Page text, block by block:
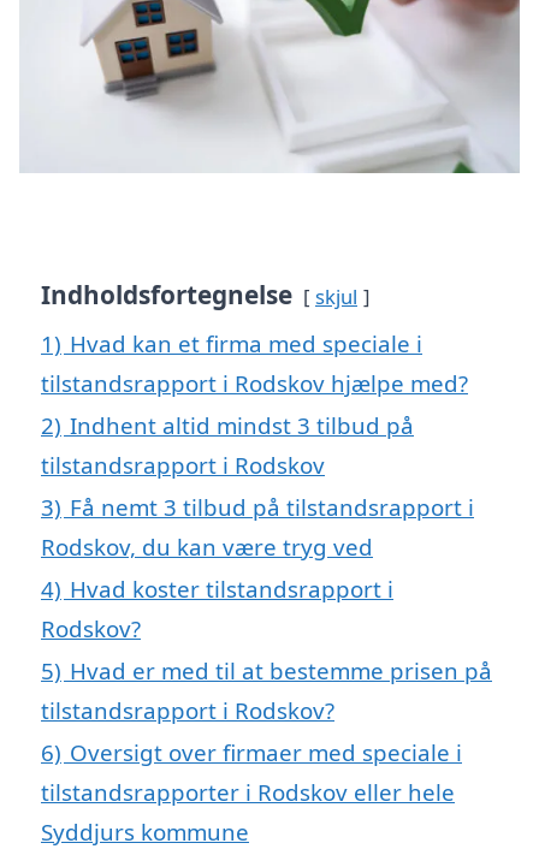
Indholdsfortegnelse skjul
1) Hvad kan et firma med speciale i
tilstandsrapport i Rodskov hjælpe med?
2) Indhent altid mindst 3 tilbud på
tilstandsrapport i Rodskov
3) Få nemt 3 tilbud på tilstandsrapport i
Rodskov, du kan være tryg ved
4) Hvad koster tilstandsrapport i
Rodskov?
5) Hvad er med til at bestemme prisen på
tilstandsrapport i Rodskov?
6) Oversigt over firmaer med speciale i
tilstandsrapporter i Rodskov eller hele
Syddjurs kommune